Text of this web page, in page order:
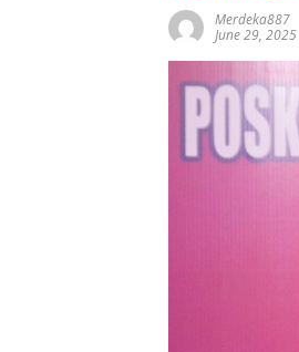
Merdeka887
June 29, 2025